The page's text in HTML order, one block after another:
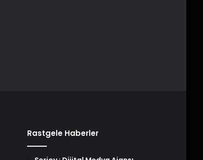
Rastgele Haberler